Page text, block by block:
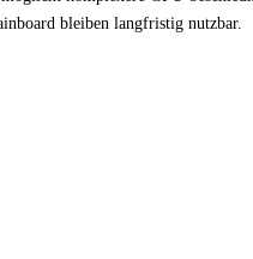
bleiben langfristig nutzbar.